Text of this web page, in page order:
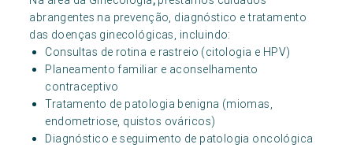
abrangentes na prevenção, diagnóstico e tratamento
das doenças ginecológicas, incluindo:
Consultas de rotina e rastreio (citologia e HPV)
Planeamento familiar e aconselhamento
contraceptivo
Tratamento de patologia benigna (miomas,
endometriose, quistos ováricos)
Diagnóstico e seguimento de patologia oncológica